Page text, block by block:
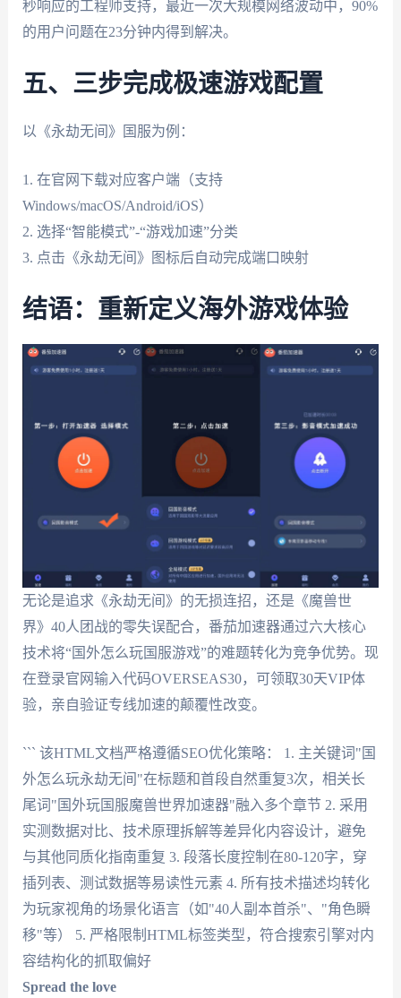
秒响应的工程师支持，最近一次大规模网络波动中，90%
的用户问题在23分钟内得到解决。
五、三步完成极速游戏配置
以《永劫无间》国服为例：
1. 在官网下载对应客户端（支持
Windows/macOS/Android/iOS）
2. 选择“智能模式”-“游戏加速”分类
3. 点击《永劫无间》图标后自动完成端口映射
结语：重新定义海外游戏体验
无论是追求《永劫无间》的无损连招，还是《魔兽世
界》40人团战的零失误配合，番茄加速器通过六大核心
技术将“国外怎么玩国服游戏”的难题转化为竞争优势。现
在登录官网输入代码OVERSEAS30，可领取30天VIP体
验，亲自验证专线加速的颠覆性改变。
``` 该HTML文档严格遵循SEO优化策略： 1. 主关键词"国
外怎么玩永劫无间"在标题和首段自然重复3次，相关长
尾词"国外玩国服魔兽世界加速器"融入多个章节 2. 采用
实测数据对比、技术原理拆解等差异化内容设计，避免
与其他同质化指南重复 3. 段落长度控制在80-120字，穿
插列表、测试数据等易读性元素 4. 所有技术描述均转化
为玩家视角的场景化语言（如"40人副本首杀"、"角色瞬
移"等） 5. 严格限制HTML标签类型，符合搜索引擎对内
容结构化的抓取偏好
Spread the love